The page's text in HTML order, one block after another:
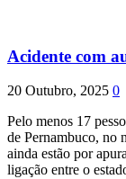
Acidente com
20 Outubro, 2025 0
Pelo menos 17
de Pernambuco, no
ainda estão por
ligação entre o